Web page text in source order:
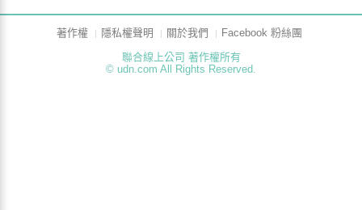
著作權 隱私權聲明 關於我們
Facebook 粉絲團
聯合線上公司 著作權所有
© udn.com All Rights Reserved.